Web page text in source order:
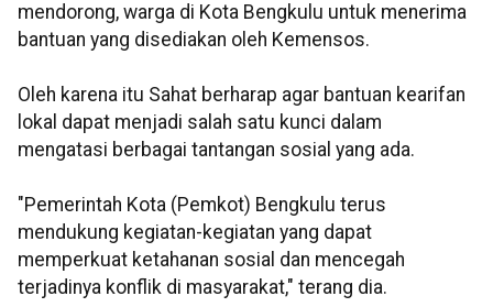
mendorong, warga di Kota Bengkulu untuk menerima
bantuan yang disediakan oleh Kemensos.
Oleh karena itu Sahat berharap agar bantuan kearifan
lokal dapat menjadi salah satu kunci dalam
mengatasi berbagai tantangan sosial yang ada.
"Pemerintah Kota (Pemkot) Bengkulu terus
mendukung kegiatan-kegiatan yang dapat
memperkuat ketahanan sosial dan mencegah
terjadinya konflik di masyarakat," terang dia.